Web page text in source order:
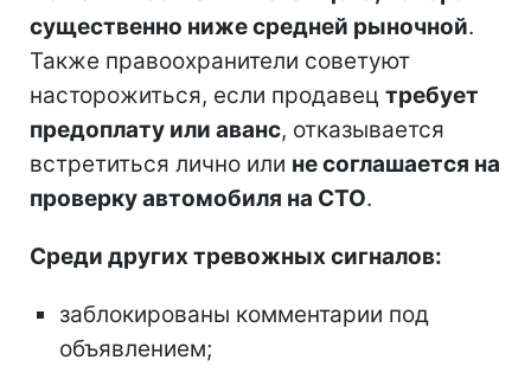
существенно ниже средней рыночной.
Также правоохранители советуют
насторожиться, если продавец требует
предоплату или аванс, отказывается
встретиться лично или не соглашается на
проверку автомобиля на СТО.
Среди других тревожных сигналов:
заблокированы комментарии под
объявлением;